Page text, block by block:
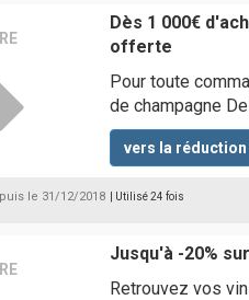
Dès 1 000€
offerte
Pour toute
de champagne
vers la réduction
le 31/12/2018 | Utilisé 24 fois
Jusqu'à -20%
Retrouvez vos